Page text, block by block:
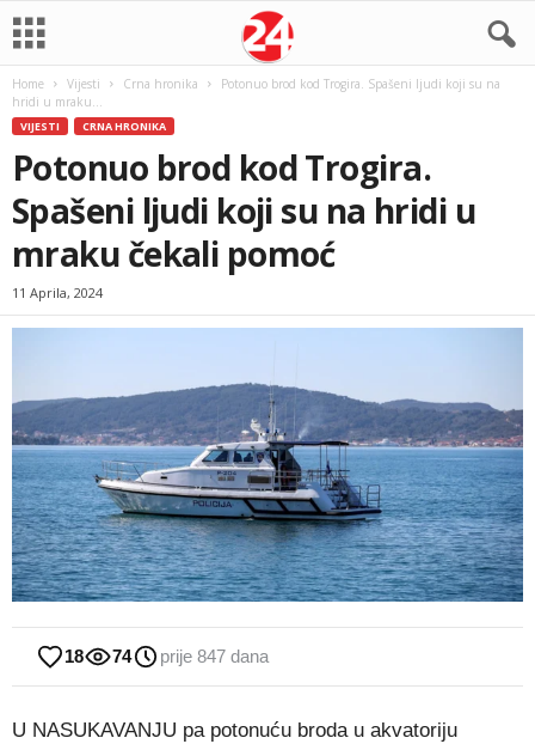
Home Vijesti Crna hronika
Potonuo brod kod Trogira. Spašeni ljudi koji su na
hridi u mraku...
VIJESTI CRNA HRONIKA
Potonuo brod kod Trogira.
Spašeni ljudi koji su na hridi u
mraku čekali pomoć
11 Aprila, 2024
18 74 prije 847 dana
U NASUKAVANJU pa potonuću broda u akvatoriju